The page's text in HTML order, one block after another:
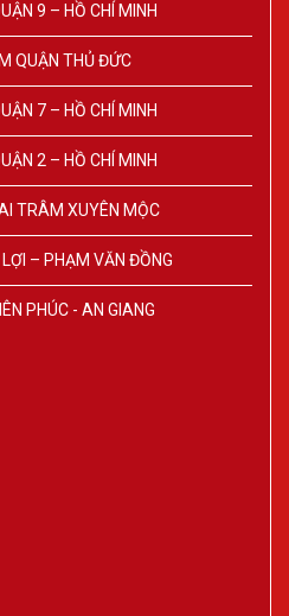
9 – HỒ CHÍ MINH
QUẬN THỦ ĐỨC
7 – HỒ CHÍ MINH
2 – HỒ CHÍ MINH
TRÂM XUYÊN MỘC
– PHẠM VĂN ĐỒNG
PHÚC - AN GIANG